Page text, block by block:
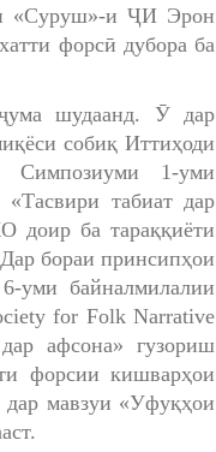
«Суруш»-и ҶИ Эрон
форсӣ дубора ба
шудаанд. Ӯ дар
собиқ Иттиҳоди
1-уми
табиат дар
доир ба тараққиёти
бораи принсипҳои
уми байналмилалии
for Folk Narrative
афсона» гузориш
форсии кишварҳои
мавзуи «Уфуқҳои